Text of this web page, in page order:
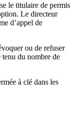
le titulaire de permis
Le directeur
d’appel de
ou de refuser
du nombre de
à clé dans les